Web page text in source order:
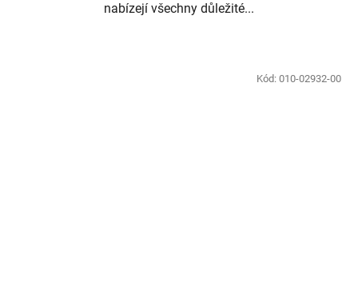
nabízejí všechny důležité...
Kód: 010-02932-00